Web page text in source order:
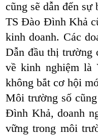
cũng sẽ dẫn đến
TS Đào Đình Khả
kinh doanh. Các
Dẫn đầu thị trường
về kinh nghiệm là
không bắt cơ hội
Môi trường số
Đình Khả, doanh
vững trong môi